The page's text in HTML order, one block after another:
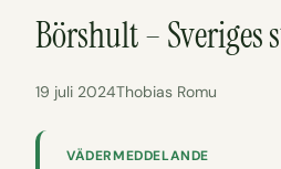
Börshult – Sveriges
19 juli 2024Thobias Romu
VÄDERMEDDELANDE